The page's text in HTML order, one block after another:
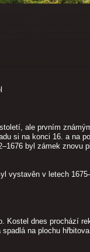
ale prvním
si na konci 16. a na
byl zámek znovu
vystavěn v letech
Kostel dnes prochází
na plochu